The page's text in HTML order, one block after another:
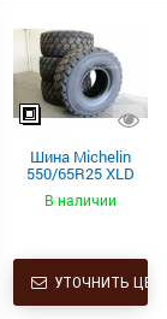
Шина Michelin
550/65R25 XLD
182A2 L3 TL
В наличии
УТОЧНИТЬ